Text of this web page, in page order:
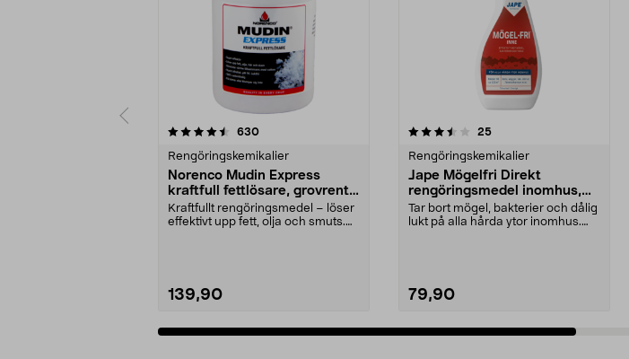
630recensioner
Rengöringskemikalier
Norenco Mudin Express
kraftfull fettlösare, grovrent,
500 ml
Kraftfullt rengöringsmedel – löser
effektivt upp fett, olja och smuts.
139,90
3.5 av 5 stjärnor 25recensioner
Rengöringskemikalier
Jape Mögelfri Direkt
rengöringsmedel inomhus,
0,5 liter
Tar bort mögel, bakterier och dålig
lukt på alla hårda ytor inomhus.
79,90
5.0 av 5 stjärnor